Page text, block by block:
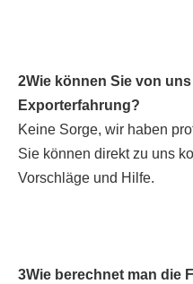
2Wie können Sie von
Exporterfahrung?
Keine Sorge, wir haben
Sie können direkt zu uns
Vorschläge und Hilfe.
3Wie berechnet man die